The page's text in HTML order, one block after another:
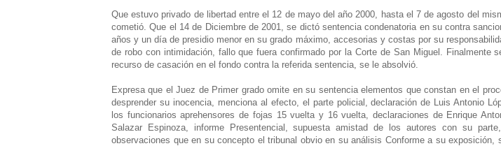
Que estuvo privado de libertad entre el 12 de mayo del año 2000, hasta el 7 de agosto del
cometió. Que el 14 de Diciembre de 2001, se dictó sentencia condenatoria en su contra
años y un día de presidio menor en su grado máximo, accesorias y costas por su
de robo con intimidación, fallo que fuera confirmado por la Corte de San Miguel. Finalmente
recurso de casación en el fondo contra la referida sentencia, se le absolvió.
Expresa que el Juez de Primer grado omite en su sentencia elementos que constan en el
desprender su inocencia, menciona al efecto, el parte policial, declaración de Luis Antonio
los funcionarios aprehensores de fojas 15 vuelta y 16 vuelta, declaraciones de Enrique
Salazar Espinoza, informe Presentencial, supuesta amistad de los autores con su
observaciones que en su concepto el tribunal obvio en su análisis Conforme a su exposición,